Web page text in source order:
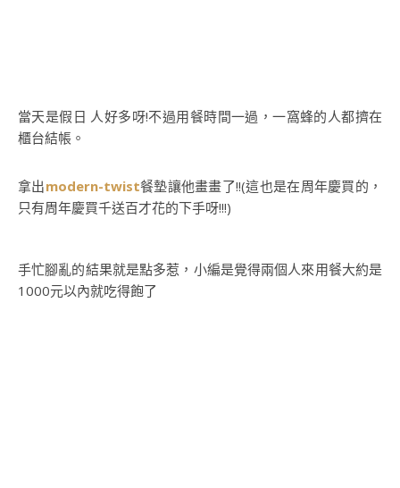
當天是假日 人好多呀!不過用餐時間一過，一窩蜂的人都擠在
櫃台結帳。
拿出modern-twist餐墊讓他畫畫了!!(這也是在周年慶買的，
只有周年慶買千送百才花的下手呀!!!)
手忙腳亂的結果就是點多惹，小編是覺得兩個人來用餐大約是
1000元以內就吃得飽了